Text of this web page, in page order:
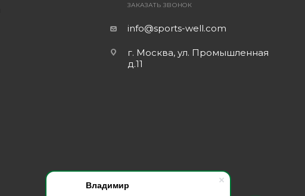
Владимир
ЗАКАЗАТЬ ЗВОНОК
info@sports-well.com
г. Москва, ул. Промышленная
д.11